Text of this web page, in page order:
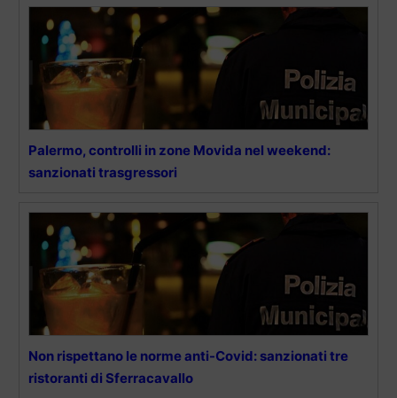
Palermo, controlli in zone Movida nel weekend:
sanzionati trasgressori
Non rispettano le norme anti-Covid: sanzionati tre
ristoranti di Sferracavallo